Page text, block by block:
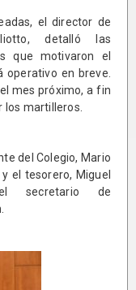
el director de
detalló las
que motivaron el
operativo en breve.
mes próximo, a fin
los martilleros.
del Colegio, Mario
el tesorero, Miguel
secretario de